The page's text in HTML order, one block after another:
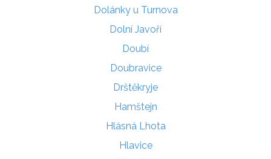
Dolánky u Turnova
Dolní Javoří
Doubí
Doubravice
Drštěkryje
Hamštejn
Hlásná Lhota
Hlavice